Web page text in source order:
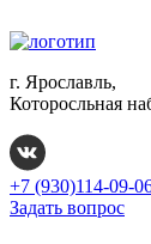
г. Ярославль,
Которосльная
+7 (930)114-09-
Задать вопрос